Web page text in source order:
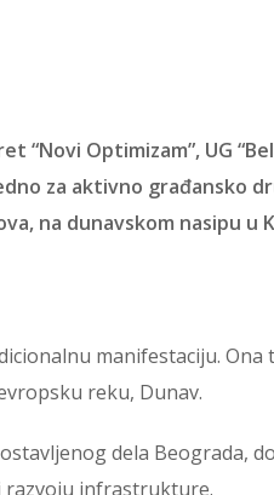
Optimizam”, UG
za aktivno građansko
na dunavskom nasipu u
manifestaciju.
reku, Dunav.
dela Beograda,
razvoju infrastrukture.